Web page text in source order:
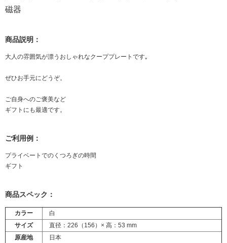
磁器
商品説明：
大人の雰囲気が漂うおしゃれなクーププレートです｡
ぜひお手元にどうぞ。
ご自身へのご褒美など
ギフトにも最適です。
ご利用例：
プライベートでのくつろぎの時間
ギフト
商品スペック：
カラー
白
サイズ
直径：226（156）× 高：53 mm
原産地
日本